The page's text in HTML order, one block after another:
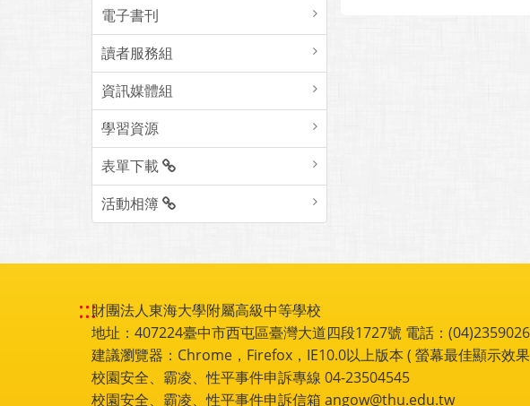
電子書刊
讀者服務組
資訊媒體組
學習資源
表單下載
活動相簿
:::財團法人東海大學附屬高級中等學校
地址：407224臺中市西屯區臺灣大道四段1727號 電話：
建議瀏覽器：Chrome，Firefox，IE10.0以上版本 ( 螢幕最佳顯示效
校園安全、霸凌、性平事件申訴專線 04-23504545
校園安全、霸凌、性平事件申訴信箱 angow@thu.edu.tw